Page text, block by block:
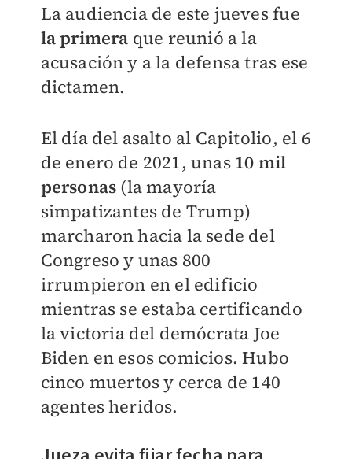
La audiencia de este jueves fue
la primera que reunió a la
acusación y a la defensa tras ese
dictamen.
El día del asalto al Capitolio, el 6
de enero de 2021, unas 10 mil
personas (la mayoría
simpatizantes de Trump)
marcharon hacia la sede del
Congreso y unas 800
irrumpieron en el edificio
mientras se estaba certificando
la victoria del demócrata Joe
Biden en esos comicios. Hubo
cinco muertos y cerca de 140
agentes heridos.